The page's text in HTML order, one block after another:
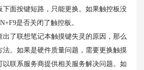
下面按键短路，只能更换。如果触控板没
是否关闭了触控板。
了联想笔记本触摸键失灵的原因，那么
法。如果是硬件质量问题，需要更换触摸
以联系服务商提供相关服务解决问题。如